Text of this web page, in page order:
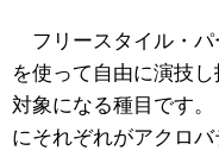
フリースタイル・パ
を使って自由に演技
対象になる種目です
にそれぞれがアクロバ